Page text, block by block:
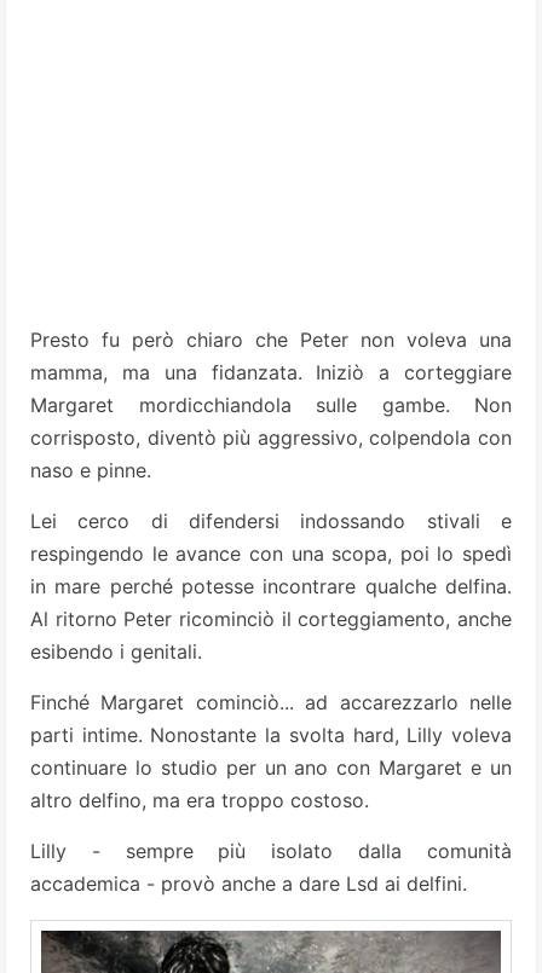
Presto fu però chiaro che Peter non voleva una
mamma, ma una fidanzata. Iniziò a corteggiare
Margaret mordicchiandola sulle gambe. Non
corrisposto, diventò più aggressivo, colpendola con
naso e pinne.
Lei cerco di difendersi indossando stivali e
respingendo le avance con una scopa, poi lo spedì
in mare perché potesse incontrare qualche delfina.
Al ritorno Peter ricominciò il corteggiamento, anche
esibendo i genitali.
Finché Margaret cominciò... ad accarezzarlo nelle
parti intime. Nonostante la svolta hard, Lilly voleva
continuare lo studio per un ano con Margaret e un
altro delfino, ma era troppo costoso.
Lilly - sempre più isolato dalla comunità
accademica - provò anche a dare Lsd ai delfini.